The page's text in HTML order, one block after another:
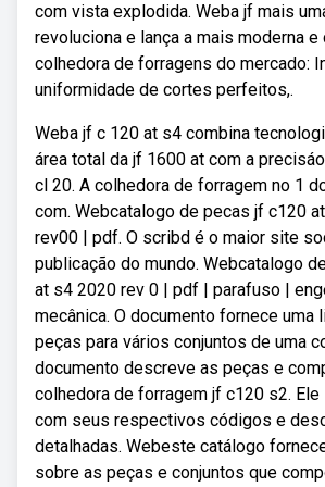
com vista explodida. Weba jf mais
revoluciona e lança a mais moderna e
colhedora de forragens do mercado:
uniformidade de cortes perfeitos,.
Weba jf c 120 at s4 combina
área total da jf 1600 at com a
cl 20. A colhedora de forragem no 1
com. Webcatalogo de pecas jf c120
rev00 | pdf. O scribd é o maior site
publicação do mundo. Webcatalogo
at s4 2020 rev 0 | pdf | parafuso |
mecânica. O documento fornece uma
peças para vários conjuntos de uma
documento descreve as peças e
colhedora de forragem jf c120 s2.
com seus respectivos códigos e
detalhadas. Webeste catálogo
sobre as peças e conjuntos que